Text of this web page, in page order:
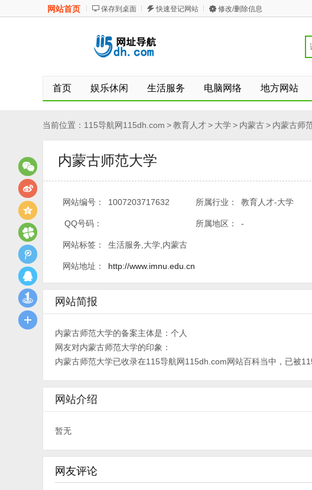
网站首页 保存到桌面 快速登记网站 修改/删除信息
首页 娱乐休闲 生活服务 电脑网络 地方网站
当前位置： 115导航网115dh.com >教育人才> 大学> 内蒙古> 内蒙古师
内蒙古师范大学
网站编号： 1007203717632 所属行业： 教育人才-大学
QQ号码： 所属地区： -
网站标签： 生活服务,大学,内蒙古
网站地址： http://www.imnu.edu.cn
网站简报
内蒙古师范大学的备案主体是：个人
网友对内蒙古师范大学的印象：
内蒙古师范大学已收录在115导航网115dh.com网站百科当中，已被
网站介绍
暂无
网友评论